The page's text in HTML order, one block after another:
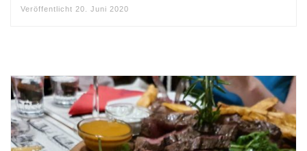
Veröffentlicht 20. Juni 2020